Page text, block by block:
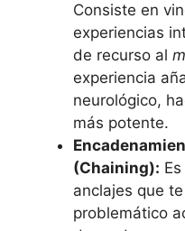
Consiste en
experiencias
de recurso al
experiencia
neurológico,
más potente.
(Chaining):
anclajes que
problemático